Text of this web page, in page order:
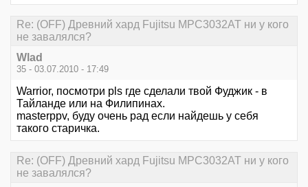
Re: (OFF) Древний хард Fujitsu MPC3032AT ни у кого
не завалялся?
Wlad
35 - 03.07.2010 - 17:49
Warrior, посмотри pls где сделали твой Фуджик - в
Тайланде или на Филипинах.
masterppv, буду очень рад если найдешь у себя
такого старичка.
Re: (OFF) Древний хард Fujitsu MPC3032AT ни у кого
не завалялся?